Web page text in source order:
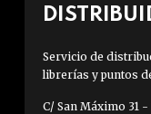
Servicio de
librerías y puntos
C/ San Máximo 31